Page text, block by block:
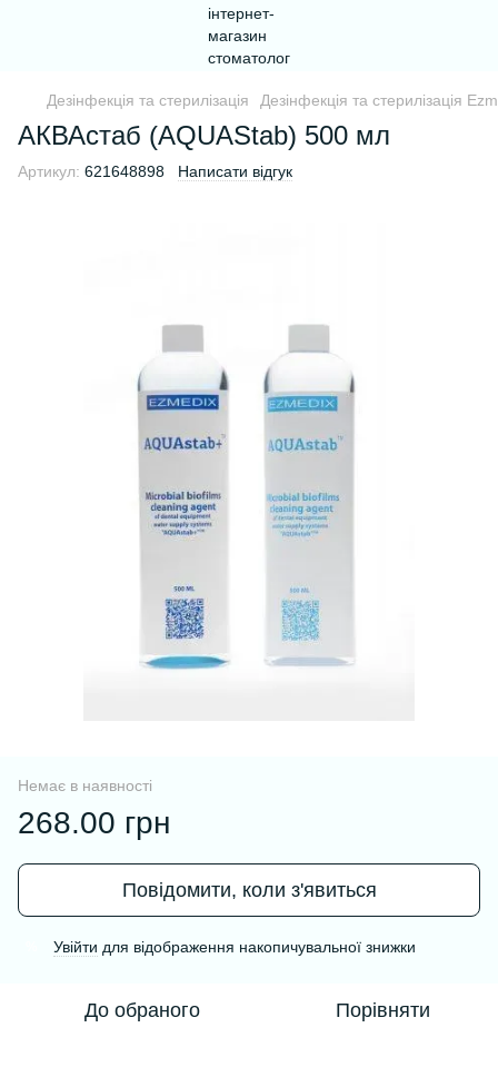
Дезінфекція та стерилізація Дезінфекція та стерилізація
АКВАстаб (AQUAStab) 500 мл
Артикул: 621648898 Написати відгук
Немає в наявності
268.00 грн
Повідомити, коли з'явиться
Увійти для відображення накопичувальної знижки
До обраного Порівняти